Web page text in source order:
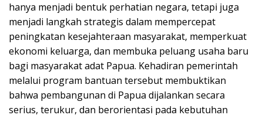
hanya menjadi bentuk perhatian negara, tetapi juga
menjadi langkah strategis dalam mempercepat
peningkatan kesejahteraan masyarakat, memperkuat
ekonomi keluarga, dan membuka peluang usaha baru
bagi masyarakat adat Papua. Kehadiran pemerintah
melalui program bantuan tersebut membuktikan
bahwa pembangunan di Papua dijalankan secara
serius, terukur, dan berorientasi pada kebutuhan